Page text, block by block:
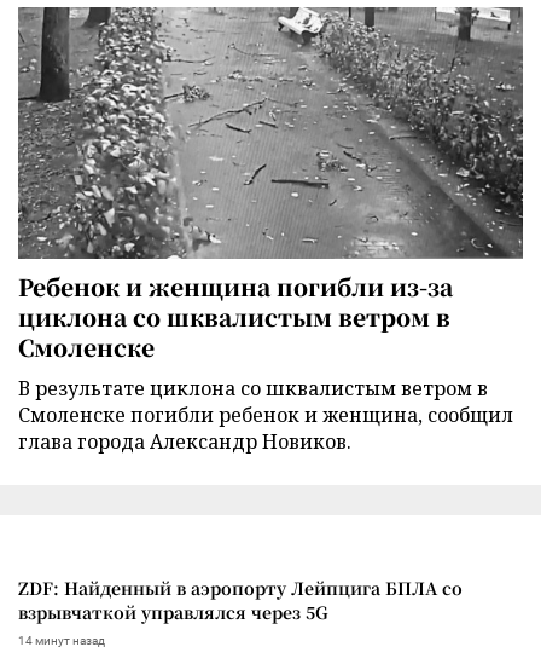
Ребенок и женщина погибли из-за
циклона со шквалистым ветром в
Смоленске
В результате циклона со шквалистым ветром в
Смоленске погибли ребенок и женщина, сообщил
глава города Александр Новиков.
ZDF: Найденный в аэропорту Лейпцига БПЛА со
взрывчаткой управлялся через 5G
14 минут назад